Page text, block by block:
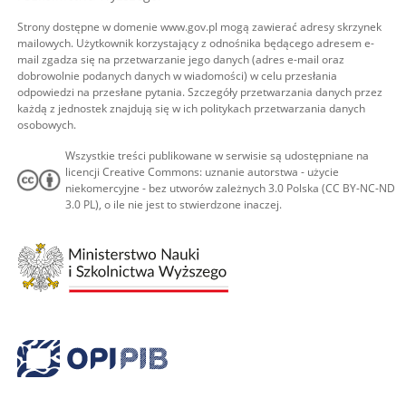
Strony dostępne w domenie www.gov.pl mogą zawierać adresy skrzynek
mailowych. Użytkownik korzystający z odnośnika będącego adresem e-
mail zgadza się na przetwarzanie jego danych (adres e-mail oraz
dobrowolnie podanych danych w wiadomości) w celu przesłania
odpowiedzi na przesłane pytania. Szczegóły przetwarzania danych przez
każdą z jednostek znajdują się w ich politykach przetwarzania danych
osobowych.
Wszystkie treści publikowane w serwisie są udostępniane na
licencji Creative Commons: uznanie autorstwa - użycie
niekomercyjne - bez utworów zależnych 3.0 Polska (CC BY-NC-ND
3.0 PL), o ile nie jest to stwierdzone inaczej.